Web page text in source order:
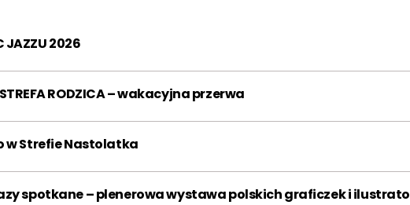
2020 2021 2022
2026
JAZZU 2026
STREFA RODZICA – wakacyjna przerwa
w Strefie Nastolatka
spotkane – plenerowa wystawa polskich graficzek i